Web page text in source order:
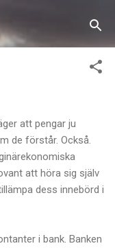
att pengar ju
de förstår. Också.
att höra sig själv
dess innebörd i
i bank. Banken